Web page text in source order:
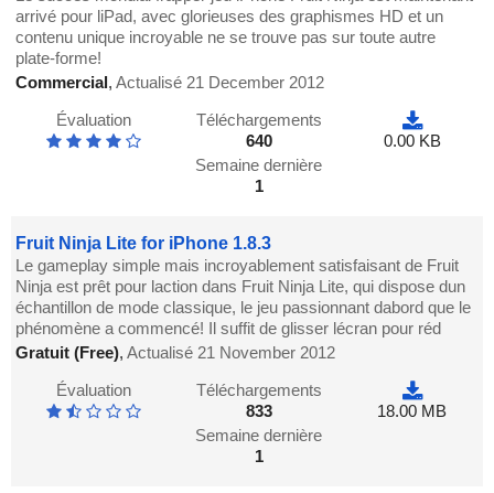
arrivé pour liPad, avec glorieuses des graphismes HD et un
contenu unique incroyable ne se trouve pas sur toute autre
plate-forme!
Commercial,Actualisé 21 December 2012
Évaluation
Téléchargements
640
Semaine dernière
1
0.00 KB
Fruit Ninja Lite for iPhone 1.8.3
Le gameplay simple mais incroyablement satisfaisant de Fruit
Ninja est prêt pour laction dans Fruit Ninja Lite, qui dispose dun
échantillon de mode classique, le jeu passionnant dabord que le
phénomène a commencé! Il suffit de glisser lécran pour réd
Gratuit (Free),Actualisé 21 November 2012
Évaluation
Téléchargements
833
Semaine dernière
1
18.00 MB